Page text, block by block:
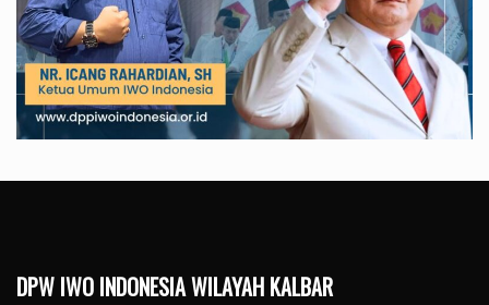
DPW IWO INDONESIA WILAYAH KALBAR